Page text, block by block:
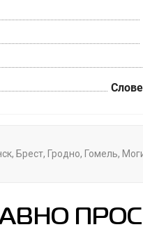
Брест, Гродно, Гомель,